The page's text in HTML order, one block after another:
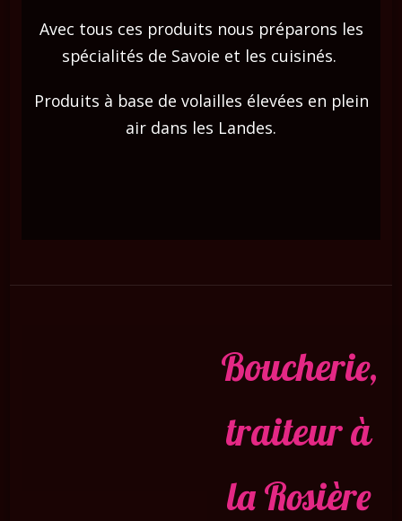
Avec tous ces produits nous préparons les
spécialités de Savoie et les cuisinés. ​
Produits à base de volailles élevées en plein
air dans les Landes.
Boucherie,
traiteur à
la Rosière